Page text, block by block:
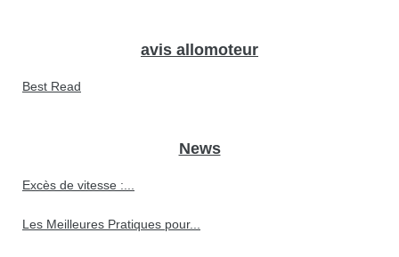
avis allomoteur
Best Read
News
Excès de vitesse :...
Les Meilleures Pratiques pour...